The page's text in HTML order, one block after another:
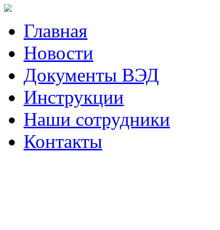
Главная
Новости
Документы ВЭД
Инструкции
Наши сотрудники
Контакты